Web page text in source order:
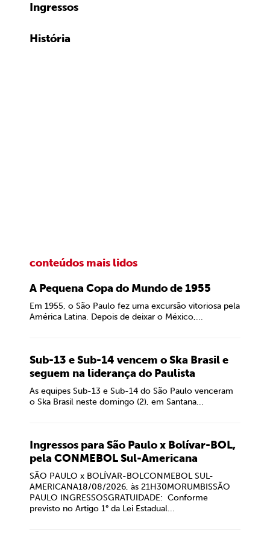
Ingressos
História
conteúdos mais lidos
A Pequena Copa do Mundo de 1955
Em 1955, o São Paulo fez uma excursão vitoriosa pela
América Latina. Depois de deixar o México,...
Sub-13 e Sub-14 vencem o Ska Brasil e
seguem na liderança do Paulista
As equipes Sub-13 e Sub-14 do São Paulo venceram
o Ska Brasil neste domingo (2), em Santana...
Ingressos para São Paulo x Bolívar-BOL,
pela CONMEBOL Sul-Americana
SÃO PAULO x BOLÍVAR-BOLCONMEBOL SUL-
AMERICANA18/08/2026, às 21H30MORUMBISSÃO
PAULO INGRESSOSGRATUIDADE: Conforme
previsto no Artigo 1° da Lei Estadual...